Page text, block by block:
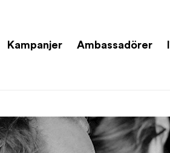
Kampanjer Ambassadörer